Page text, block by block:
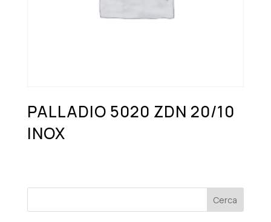
PALLADIO 5020 ZDN 20/10
INOX
Cerca